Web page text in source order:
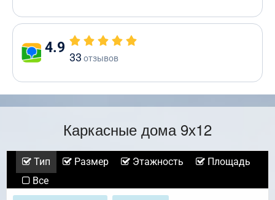
4.9
33 отзывов
Каркасные дома 9х12
Тип Размер Этажность
Площадь
Все